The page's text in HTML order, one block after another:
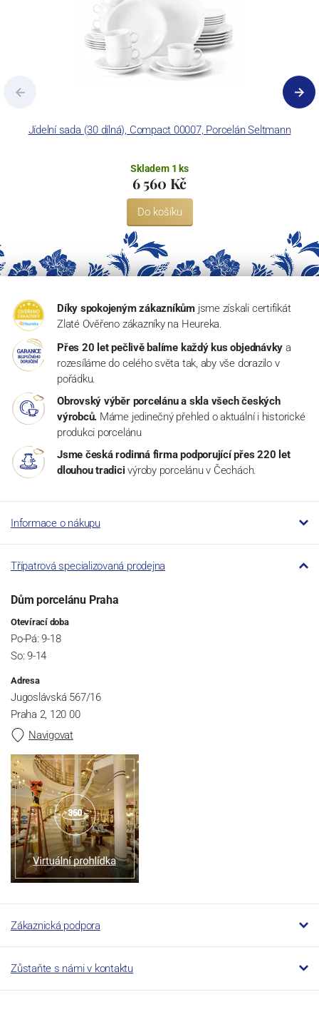
Jídelní sada (30 dílná), Compact 00007, Porcelán Seltmann
Skladem 1 ks
6 560 Kč
Do košíku
Díky spokojeným zákazníkům jsme získali certifikát
Zlaté Ověřeno zákazníky na Heureka.
Přes 20 let pečlivě balíme každý kus objednávky a
rozesíláme do celého světa tak, aby vše dorazilo v
pořádku.
Obrovský výběr porcelánu a skla všech českých
výrobců. Máme jedinečný přehled o aktuální i historické
produkci porcelánu
Jsme česká rodinná firma podporující přes 220 let
dlouhou tradici výroby porcelánu v Čechách.
Informace o nákupu
Třípatrová specializovaná prodejna
Dům porcelánu Praha
Otevírací doba
Po-Pá: 9-18
So: 9-14
Adresa
Jugoslávská 567/16
Praha 2, 120 00
Navigovat
Zákaznická podpora
Zůstaňte s námi v kontaktu